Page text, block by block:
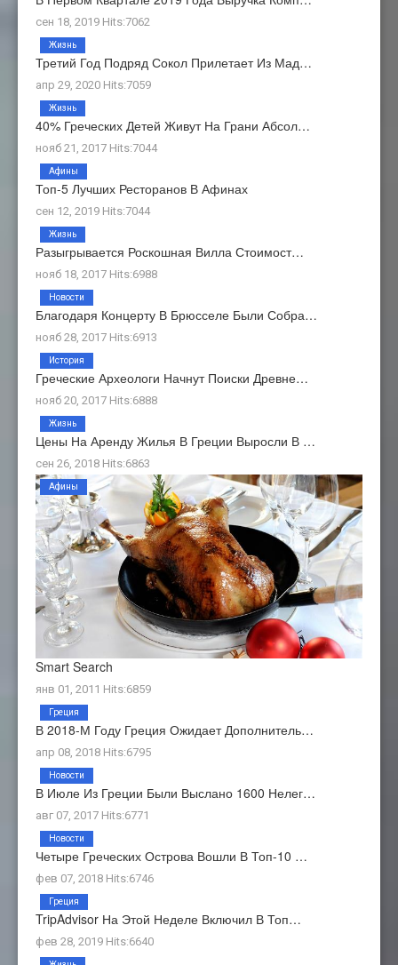
сен 18, 2019 Hits:7062
Третий Год Подряд Сокол Прилетает Из Мад…
апр 29, 2020 Hits:7059
Жизнь
40% Греческих Детей Живут На Грани Абсол…
нояб 21, 2017 Hits:7044
Жизнь
Топ-5 Лучших Ресторанов В Афинах
сен 12, 2019 Hits:7044
Афины
Разыгрывается Роскошная Вилла Стоимост…
нояб 18, 2017 Hits:6988
Жизнь
Благодаря Концерту В Брюсселе Были Собра…
нояб 28, 2017 Hits:6913
Новости
Греческие Археологи Начнут Поиски Древне…
нояб 20, 2017 Hits:6888
История
Цены На Аренду Жилья В Греции Выросли В …
сен 26, 2018 Hits:6863
Жизнь
Smart Search
янв 01, 2011 Hits:6859
Афины
В 2018-М Году Греция Ожидает Дополнитель…
апр 08, 2018 Hits:6795
Греция
В Июле Из Греции Были Выслано 1600 Нелег…
авг 07, 2017 Hits:6771
Новости
Четыре Греческих Острова Вошли В Топ-10 …
фев 07, 2018 Hits:6746
Новости
TripAdvisor На Этой Неделе Включил В Топ…
фев 28, 2019 Hits:6640
Греция